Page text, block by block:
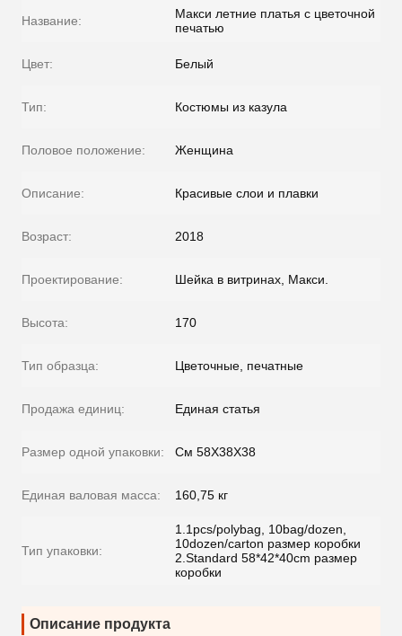
Название:
Макси летние платья с цветочной
печатью
Цвет: Белый
Тип: Костюмы из казула
Половое положение: Женщина
Описание: Красивые слои и плавки
Возраст: 2018
Проектирование: Шейка в витринах, Макси.
Высота: 170
Тип образца: Цветочные, печатные
Продажа единиц: Единая статья
Размер одной упаковки: См 58X38X38
Единая валовая масса: 160,75 кг
Тип упаковки:
1.1pcs/polybag, 10bag/dozen,
10dozen/carton размер коробки
2.Standard 58*42*40cm размер
коробки
Описание продукта